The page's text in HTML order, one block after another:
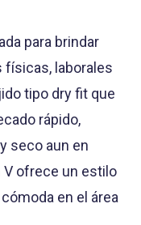
para brindar
físicas, laborales
tipo dry fit que
rápido,
seco aun en
V ofrece un estilo
en el área